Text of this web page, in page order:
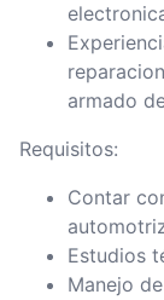
armado
Requisitos:
Contar
Estudios
Manejo